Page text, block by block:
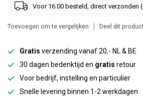
Voor 16:00 besteld, direct verzonden
Toevoegen om te vergelijken Deel dit
Gratis verzending vanaf 20,- NL & BE
30 dagen bedenktijd en gratis retour
Voor bedrijf, instelling en particulier
Snelle levering binnen 1-2 werkdagen